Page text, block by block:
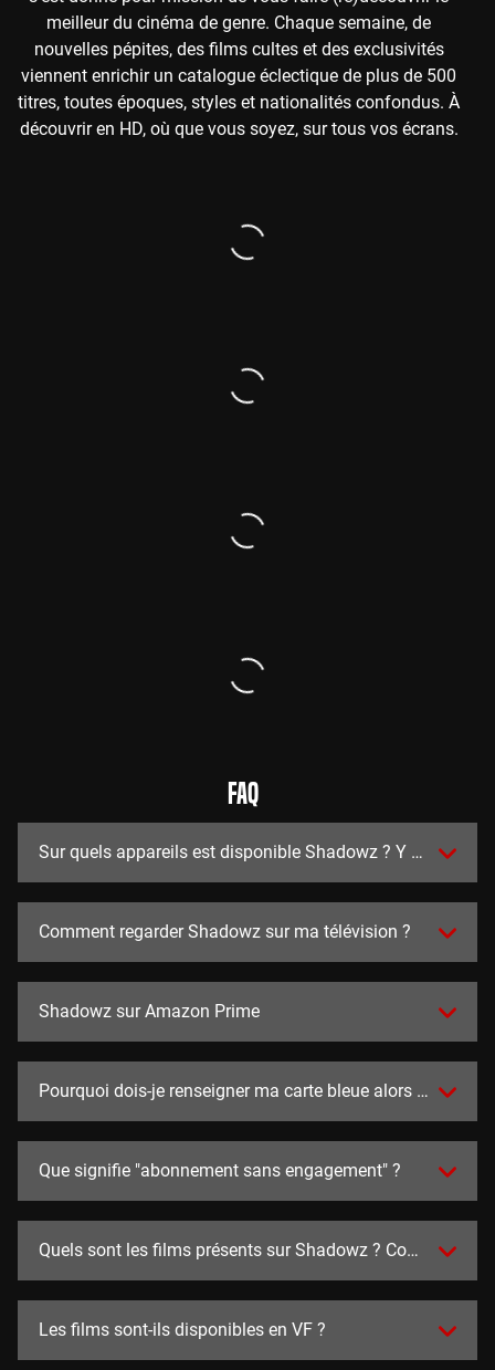
meilleur du cinéma de genre. Chaque semaine, de
nouvelles pépites, des films cultes et des exclusivités
viennent enrichir un catalogue éclectique de plus de 500
titres, toutes époques, styles et nationalités confondus. À
découvrir en HD, où que vous soyez, sur tous vos écrans.
FAQ
Sur quels appareils est disponible Shadowz ? Y a t-il des
Comment regarder Shadowz sur ma télévision ?
Shadowz sur Amazon Prime
Pourquoi dois-je renseigner ma carte bleue alors que
Que signifie "abonnement sans engagement" ?
Quels sont les films présents sur Shadowz ? Combien y en
Les films sont-ils disponibles en VF ?